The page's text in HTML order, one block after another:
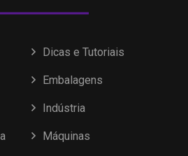
Dicas e Tutoriais
Embalagens
Indústria
Máquinas